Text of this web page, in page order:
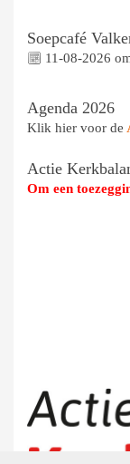
Soepcafé
11-08-2026
Agenda 2026
Klik hier voor de
Actie
Om een